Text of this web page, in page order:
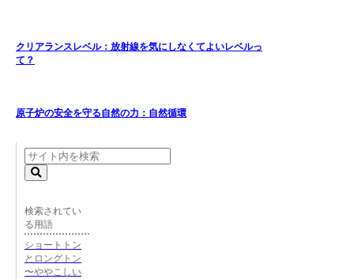
クリアランスレベル：放射線を気にしなくてよいレベルっ
て？
原子炉の安全を守る自然の力：自然循環
検索されてい
る用語
ショートトン
とロングトン
〜ややこしい